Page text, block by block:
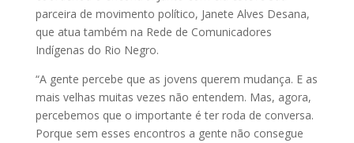
parceira de movimento político, Janete Alves Desana,
que atua também na Rede de Comunicadores
Indígenas do Rio Negro.
“A gente percebe que as jovens querem mudança. E as
mais velhas muitas vezes não entendem. Mas, agora,
percebemos que o importante é ter roda de conversa.
Porque sem esses encontros a gente não consegue